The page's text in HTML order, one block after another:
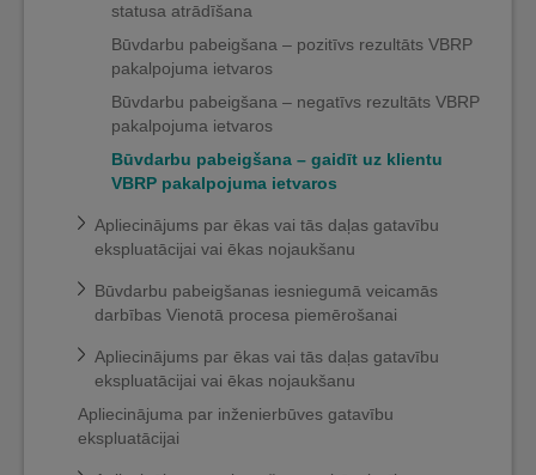
statusa atrādīšana
Būvdarbu pabeigšana – pozitīvs rezultāts VBRP
pakalpojuma ietvaros
Būvdarbu pabeigšana – negatīvs rezultāts VBRP
pakalpojuma ietvaros
Būvdarbu pabeigšana – gaidīt uz klientu
VBRP pakalpojuma ietvaros
Apliecinājums par ēkas vai tās daļas gatavību
ekspluatācijai vai ēkas nojaukšanu
Būvdarbu pabeigšanas iesniegumā veicamās
darbības Vienotā procesa piemērošanai
Apliecinājums par ēkas vai tās daļas gatavību
ekspluatācijai vai ēkas nojaukšanu
Apliecinājuma par inženierbūves gatavību
ekspluatācijai